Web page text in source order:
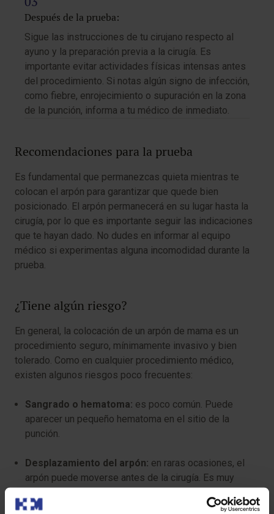
Después de la prueba:
Sigue las instrucciones de tu cirujano respecto al
ayuno y la preparación previa a la cirugía. Es
importante evitar actividades físicas intensas antes
del procedimiento. Si notas algún signo de infección,
como fiebre, enrojecimiento o supuración en la zona
de la punción, informa a tu médico de inmediato.
Recomendaciones para la prueba
Es fundamental que permanezcas quieta mientras te
colocan el arpón para garantizar que quede bien
posicionado. El arpón permanecerá en su lugar hasta la
cirugía, por lo que es importante seguir las indicaciones
que te hayan dado. No dudes en informar al equipo
médico si experimentas alguna incomodidad durante la
prueba.
¿Tiene algún riesgo?
En general, la colocación de un arpón de mama es un
procedimiento seguro, mínimamente invasivo y bien
tolerado. Como en cualquier procedimiento médico,
existen algunos riesgos poco frecuentes:
Sangrado o hematoma: es poco común. Puede
aparecer un pequeño hematoma en el sitio de la
punción.
Desplazamiento del arpón: en raras ocasiones, el
arpón puede moverse antes de la cirugía. Es muy